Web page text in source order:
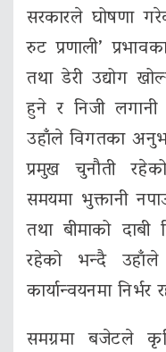
सरकारले घोषणा
रुट प्रणाली’
तथा डेरी उद्योग
हुने र निजी
उहाँले विगतका
प्रमुख चुनौती
समयमा भुक्तानी
तथा बीमाको
रहेको भन्दै
कार्यान्वयनमा निर्भर
समग्रमा बजेटले